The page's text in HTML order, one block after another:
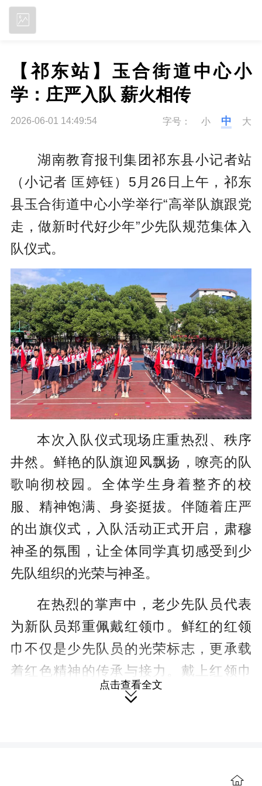
【祁东站】玉合街道中心小
学：庄严入队 薪火相传
2026-06-01 14:49:54 字号： 小 中 大
湖南教育报刊集团祁东县小记者站
（小记者 匡婷钰）5月26日上午，祁东
县玉合街道中心小学举行“高举队旗跟党
走，做新时代好少年”少先队规范集体入
队仪式。
本次入队仪式现场庄重热烈、秩序
井然。鲜艳的队旗迎风飘扬，嘹亮的队
歌响彻校园。全体学生身着整齐的校
服、精神饱满、身姿挺拔。伴随着庄严
的出旗仪式，入队活动正式开启，肃穆
神圣的氛围，让全体同学真切感受到少
先队组织的光荣与神圣。
在热烈的掌声中，老少先队员代表
为新队员郑重佩戴红领巾。鲜红的红领
巾不仅是少先队员的光荣标志，更承载
着红色精神的传承与接力。戴上红领巾
的新队员们身姿挺拔、目光坚定。随
点击查看全文
